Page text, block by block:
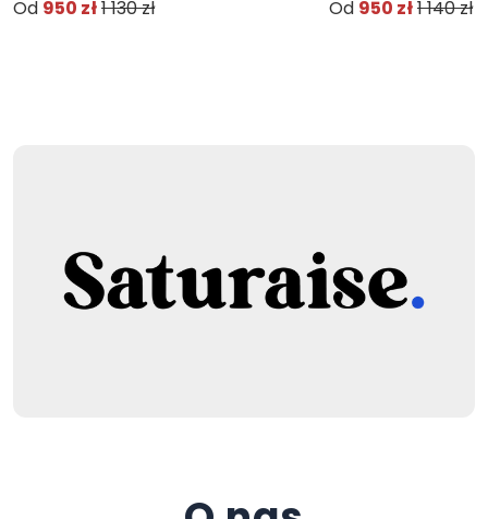
Od 950 zł1 130 zł Od 950 zł1 140 zł